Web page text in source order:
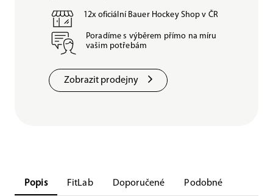
12x oficiální Bauer Hockey Shop v ČR
Poradíme s výběrem přímo na míru
vašim potřebám
Zobrazit prodejny
Popis FitLab Doporučené Podobné